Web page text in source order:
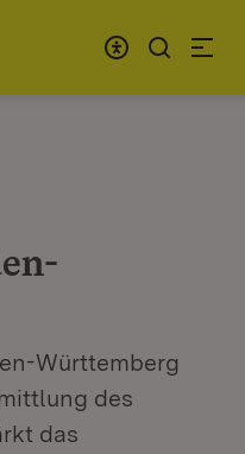
Württemberg
des
das